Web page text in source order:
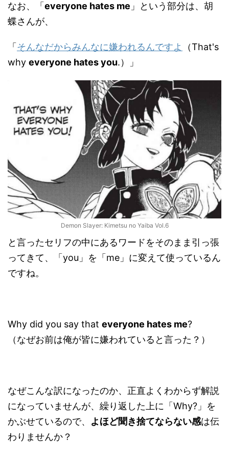
なお、「 everyone hates me 」という部分は、胡
蝶さんが、
「 そんなだからみんなに嫌われるんですよ
（That's
why everyone hates you.）」
Demon Slayer: Kimetsu no Yaiba Vol.6
と言ったセリフの中にあるワードをそのまま引っ張
ってきて、「you」を「me」に変えて使っているん
ですね。
Why did you say that everyone hates me?
（なぜお前は俺が皆に嫌われていると言った？）
なぜこんな訳になったのか、正直よくわからず解説
になっていませんが、繰り返した上に「Why?」を
かぶせているので、 よほど聞き捨てならない感は伝
わりませんか？